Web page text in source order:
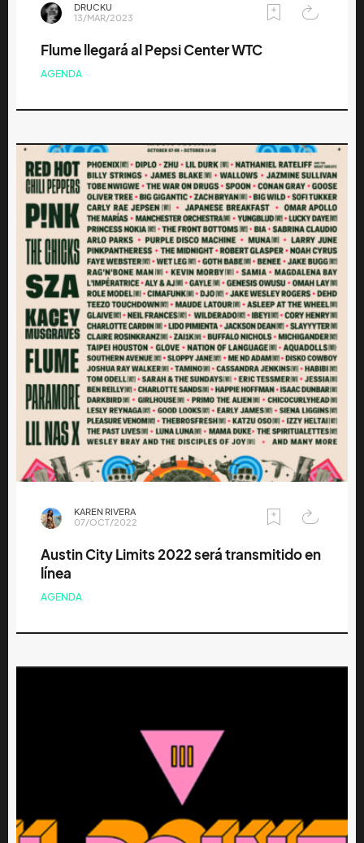
DRUCKU
13/MAR/2023
Flume llegará al Pepsi Center WTC
AGENDA
KAREN RIVERA
07/OCT/2022
Austin City Limits 2022 será transmitido en
línea
AGENDA